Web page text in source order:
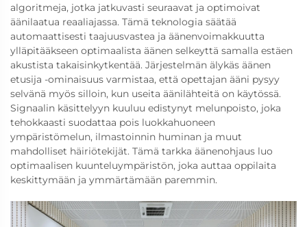
algoritmeja, jotka jatkuvasti seuraavat ja optimoivat
äänilaatua reaaliajassa. Tämä teknologia säätää
automaattisesti taajuusvastea ja äänenvoimakkuutta
ylläpitääkseen optimaalista äänen selkeyttä samalla estäen
akustista takaisinkytkentää. Järjestelmän älykäs äänen
etusija -ominaisuus varmistaa, että opettajan ääni pysyy
selvänä myös silloin, kun useita äänilähteitä on käytössä.
Signaalin käsittelyyn kuuluu edistynyt melunpoisto, joka
tehokkaasti suodattaa pois luokkahuoneen
ympäristömelun, ilmastoinnin huminan ja muut
mahdolliset häiriötekijät. Tämä tarkka äänenohjaus luo
optimaalisen kuunteluympäristön, joka auttaa oppilaita
keskittymään ja ymmärtämään paremmin.